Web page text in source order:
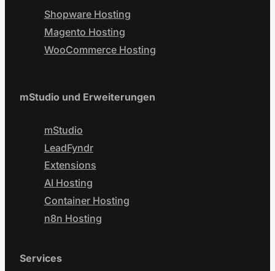
Shopware Hosting
Magento Hosting
WooCommerce Hosting
mStudio und Erweiterungen
mStudio
LeadFyndr
Extensions
AI Hosting
Container Hosting
n8n Hosting
Services